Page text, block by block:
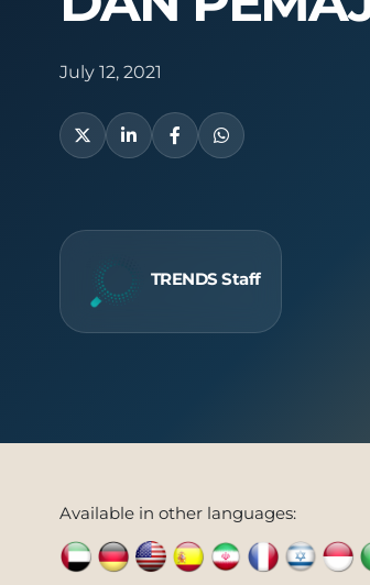
July 12, 2021
TRENDS Staff
Available in other languages: